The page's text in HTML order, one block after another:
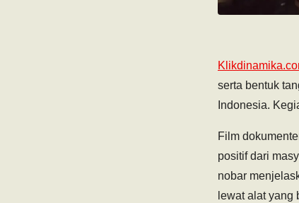
serta bentuk
Indonesia.
Film
positif dari
nobar
lewat alat yang